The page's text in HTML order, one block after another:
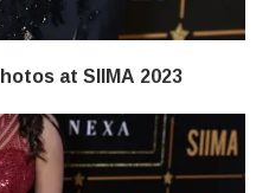
at SIIMA 2023